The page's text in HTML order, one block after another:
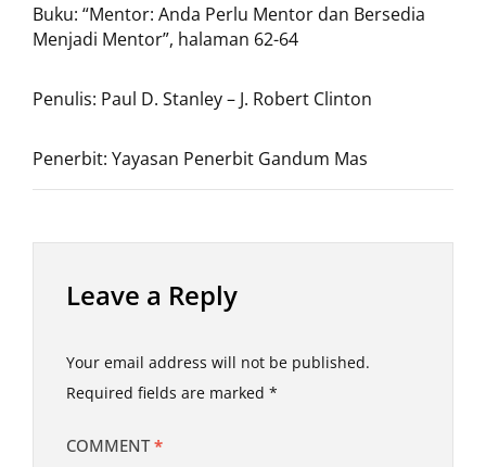
Buku: “Mentor: Anda Perlu Mentor dan Bersedia
Menjadi Mentor”, halaman 62-64
Penulis: Paul D. Stanley – J. Robert Clinton
Penerbit: Yayasan Penerbit Gandum Mas
Leave a Reply
Your email address will not be published.
Required fields are marked *
COMMENT*